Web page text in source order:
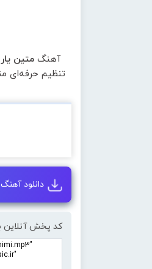
آهنگمتین
تنظیم حرفه‌ای
دانلود آهنگ
کد پخش آنلاین